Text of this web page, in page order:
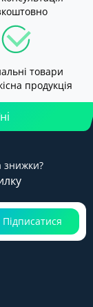
товари
продукція
знижки?
Підписатися